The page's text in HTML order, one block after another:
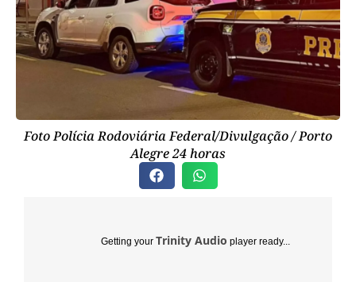
Foto Polícia Rodoviária Federal/Divulgação / Porto
Alegre 24 horas
Getting your Trinity Audio player ready...